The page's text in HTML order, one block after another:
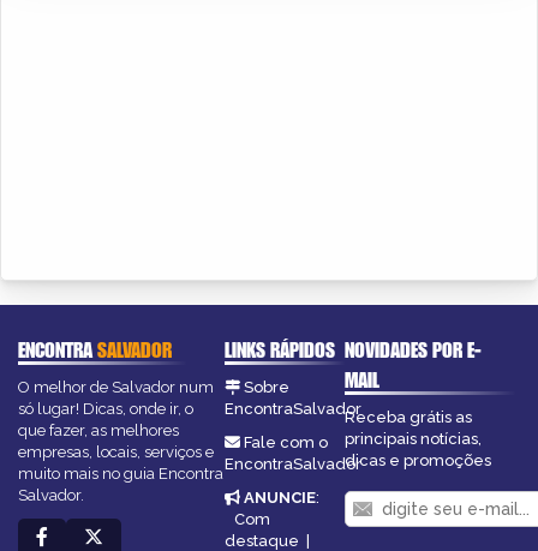
ENCONTRASALVADOR
O melhor de Salvador num
só lugar! Dicas, onde ir, o
que fazer, as melhores
empresas, locais, serviços e
muito mais no guia Encontra
Salvador.
LINKS RÁPIDOS
Sobre
EncontraSalvador
Fale com o
EncontraSalvador
ANUNCIE:
Com
destaque |
NOVIDADES POR E-
MAIL
Receba grátis as
principais notícias,
dicas e promoções